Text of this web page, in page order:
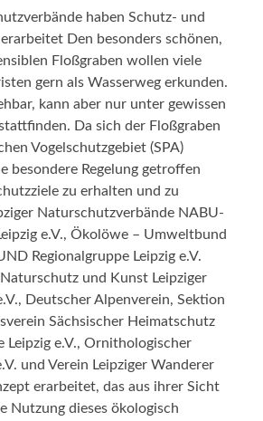
haben Schutz- und
Den besonders schönen,
Floßgraben wollen viele
gern als Wasserweg erkunden.
kann aber nur unter gewissen
Da sich der Floßgraben
Vogelschutzgebiet (SPA)
besondere Regelung getroffen
zu erhalten und zu
Naturschutzverbände NABU-
e.V., Ökolöwe – Umweltbund
Regionalgruppe Leipzig e.V.
und Kunst Leipziger
Deutscher Alpenverein, Sektion
Sächsischer Heimatschutz
Leipzig e.V., Ornithologischer
und Verein Leipziger Wanderer
erarbeitet, das aus ihrer Sicht
Nutzung dieses ökologisch